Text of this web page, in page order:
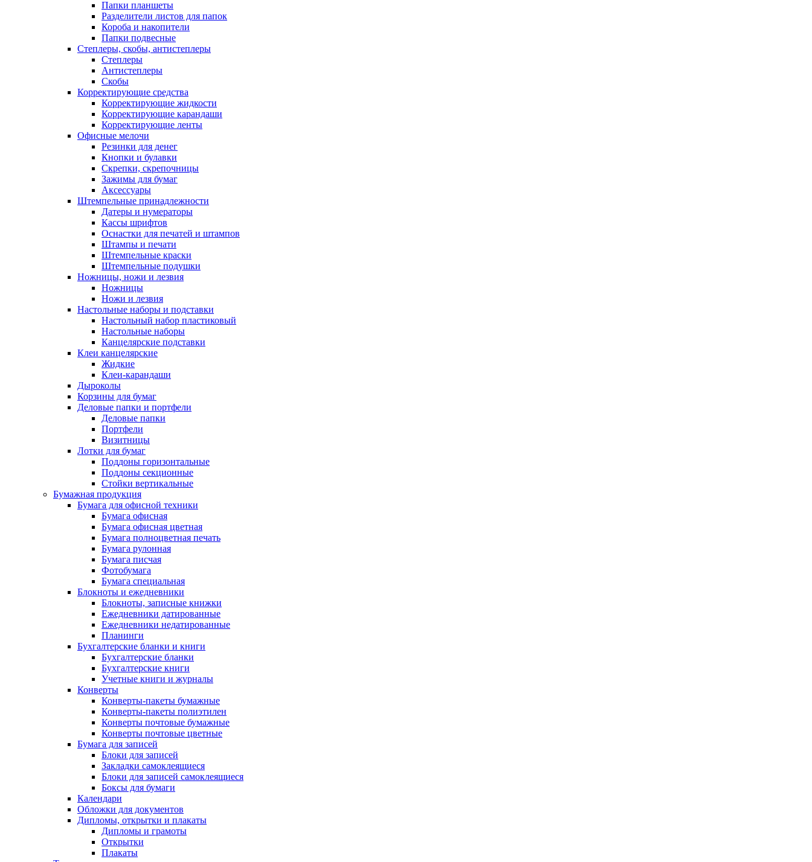
Папки планшеты
Разделители листов для папок
Короба и накопители
Папки подвесные
Степлеры, скобы, антистеплеры
Степлеры
Антистеплеры
Скобы
Корректирующие средства
Корректирующие жидкости
Корректирующие карандаши
Корректирующие ленты
Офисные мелочи
Резинки для денег
Кнопки и булавки
Скрепки, скрепочницы
Зажимы для бумаг
Аксессуары
Штемпельные принадлежности
Датеры и нумераторы
Кассы шрифтов
Оснастки для печатей и штампов
Штампы и печати
Штемпельные краски
Штемпельные подушки
Ножницы, ножи и лезвия
Ножницы
Ножи и лезвия
Настольные наборы и подставки
Настольный набор пластиковый
Настольные наборы
Канцелярские подставки
Клеи канцелярские
Жидкие
Клеи-карандаши
Дыроколы
Корзины для бумаг
Деловые папки и портфели
Деловые папки
Портфели
Визитницы
Лотки для бумаг
Поддоны горизонтальные
Поддоны секционные
Стойки вертикальные
Бумажная продукция
Бумага для офисной техники
Бумага офисная
Бумага офисная цветная
Бумага полноцветная печать
Бумага рулонная
Бумага писчая
Фотобумага
Бумага специальная
Блокноты и ежедневники
Блокноты, записные книжки
Ежедневники датированные
Ежедневники недатированные
Планинги
Бухгалтерские бланки и книги
Бухгалтерские бланки
Бухгалтерские книги
Учетные книги и журналы
Конверты
Конверты-пакеты бумажные
Конверты-пакеты полиэтилен
Конверты почтовые бумажные
Конверты почтовые цветные
Бумага для записей
Блоки для записей
Закладки самоклеящиеся
Блоки для записей самоклеящиеся
Боксы для бумаги
Календари
Обложки для документов
Дипломы, открытки и плакаты
Дипломы и грамоты
Открытки
Плакаты